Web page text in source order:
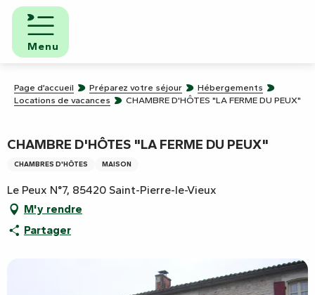
Aller
contenu
principal
Menu
Page d’accueil Préparez votre séjour
Hébergements
Locations de vacances
CHAMBRE D'HÔTES "LA FERME DU PEUX"
CHAMBRE D'HÔTES "LA FERME DU PEUX"
CHAMBRES D'HÔTES MAISON
Le Peux N°7, 85420 Saint-Pierre-le-Vieux
M'y rendre
Partager